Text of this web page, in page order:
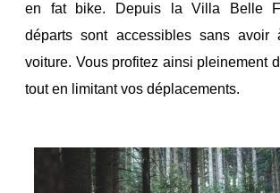
en fat bike.
Depuis la Villa Belle
départs sont accessibles sans avoir
voiture. Vous profitez ainsi pleinement
tout en limitant vos déplacements.